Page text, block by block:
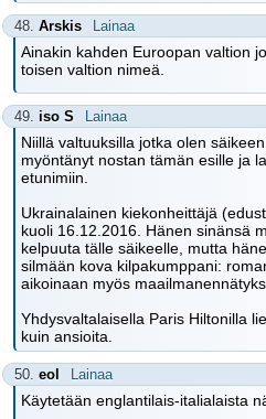
48. Arskis Lainaa
Ainakin kahden Euroopan valtion
toisen valtion nimeä.
49. iso S Lainaa
Niillä valtuuksilla jotka olen
myöntänyt nostan tämän esille ja
etunimiin.
Ukrainalainen kiekonheittäjä
kuoli 16.12.2016. Hänen sinänsä
kelpuuta tälle säikeelle, mutta
silmään kova kilpakumppani:
aikoinaan myös
Yhdysvaltalaisella Paris Hiltonilla
kuin ansioita.
50. eol Lainaa
Käytetään englantilais-italialaista